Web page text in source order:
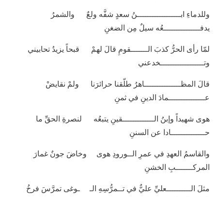
وللدماءِ ابــــــــــــــــــنُ سعدٍ شفَّه ولعٌ والشمرُ
يدفـــــــــــــــعُه سيلٌ مِن الضغنِ
لمّا رأى الحرُّ كذبَ الـــــــقومِ قالَ لهمْ قبحاً يزيدُ تحابيني
وتــــــــــــــــــخدعني
قالَ المظـــــــــــــــاهرُ طلّقنا حرائرَنا ولمْ نقايضْ
عـــــــــــــــمادَ الدينِ في ثمنِ
هوى شهيداً وإبنُ الـــــــــــــقينِ يتبعُه لنصرةِ الحقِّ ما
حــــــــــــــادا عن السننِ
والقاسمُ العهدِ في عمرِ الــورودِ هوى وخاضَ جونٌ غمارَ
المركـــــــبِ الخشنِ
مثلَ الــــــــــعليِّ عليٌّ في تــمرُّسِهِ الـ ـوغى تمرَّسَ فرخُ